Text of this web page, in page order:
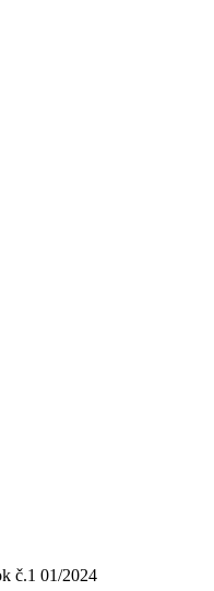
č.1 01/2024